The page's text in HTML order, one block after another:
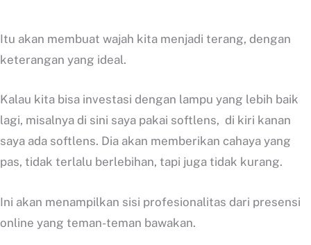
Itu akan membuat wajah kita menjadi terang, dengan
keterangan yang ideal.
Kalau kita bisa investasi dengan lampu yang lebih baik
lagi, misalnya di sini saya pakai softlens, di kiri kanan
saya ada softlens. Dia akan memberikan cahaya yang
pas, tidak terlalu berlebihan, tapi juga tidak kurang.
Ini akan menampilkan sisi profesionalitas dari presensi
online yang teman-teman bawakan.